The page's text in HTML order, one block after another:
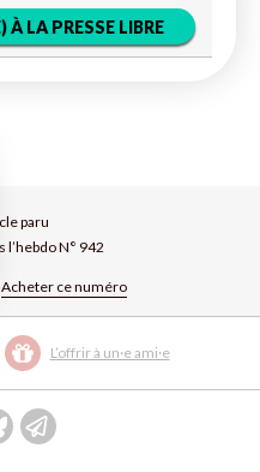
paru
l’hebdo N° 942
Acheter ce numéro
L’offrir à un·e ami·e
À LA PRESSE LIBRE